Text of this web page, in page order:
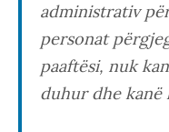
administrativ
personat
paaftësi, nuk
duhur dhe kanë